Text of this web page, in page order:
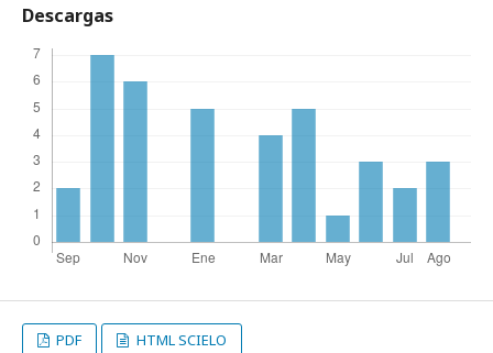
Descargas
PDF HTML SCIELO